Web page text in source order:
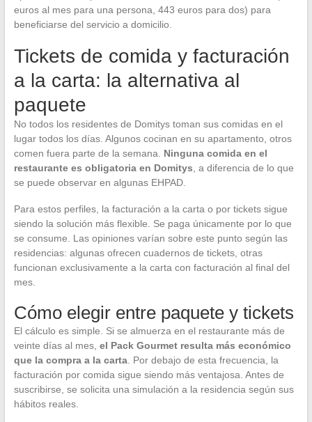
euros al mes para una persona, 443 euros para dos) para
beneficiarse del servicio a domicilio.
Tickets de comida y facturación
a la carta: la alternativa al
paquete
No todos los residentes de Domitys toman sus comidas en el
lugar todos los días. Algunos cocinan en su apartamento, otros
comen fuera parte de la semana. Ninguna comida en el
restaurante es obligatoria en Domitys , a diferencia de lo que
se puede observar en algunas EHPAD.
Para estos perfiles, la facturación a la carta o por tickets sigue
siendo la solución más flexible. Se paga únicamente por lo que
se consume. Las opiniones varían sobre este punto según las
residencias: algunas ofrecen cuadernos de tickets, otras
funcionan exclusivamente a la carta con facturación al final del
mes.
Cómo elegir entre paquete y tickets
El cálculo es simple. Si se almuerza en el restaurante más de
veinte días al mes, el Pack Gourmet resulta más económico
que la compra a la carta. Por debajo de esta frecuencia, la
facturación por comida sigue siendo más ventajosa. Antes de
suscribirse, se solicita una simulación a la residencia según sus
hábitos reales.